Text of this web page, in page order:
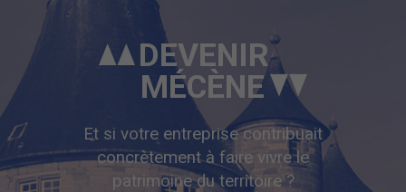
DEVENIR
MÉCÈNE
Et si votre entreprise contribuait
concrètement à faire vivre le
patrimoine du territoire ?